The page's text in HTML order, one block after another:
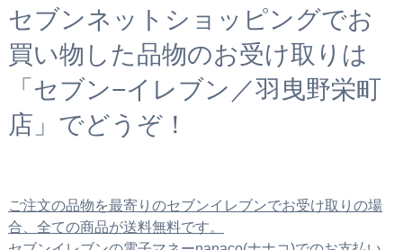
セブンネットショッピングでお
買い物した品物のお受け取りは
「セブン−イレブン／羽曳野栄町
店」でどうぞ！
ご注文の品物を最寄りのセブンイレブンでお受け取りの場
合、全ての商品が送料無料です。